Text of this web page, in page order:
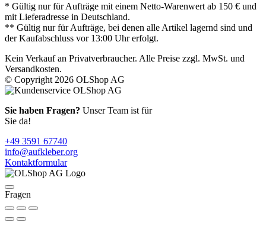
* Gültig nur für Aufträge mit einem Netto-Warenwert ab 150 € und
mit Lieferadresse in Deutschland.
** Gültig nur für Aufträge, bei denen alle Artikel lagernd sind und
der Kaufabschluss vor 13:00 Uhr erfolgt.
Kein Verkauf an Privatverbraucher. Alle Preise zzgl. MwSt. und
Versandkosten.
© Copyright 2026 OLShop AG
Sie haben Fragen? Unser Team ist für
Sie da!
+49 3591 67740
info@aufkleber.org
Kontaktformular
Fragen